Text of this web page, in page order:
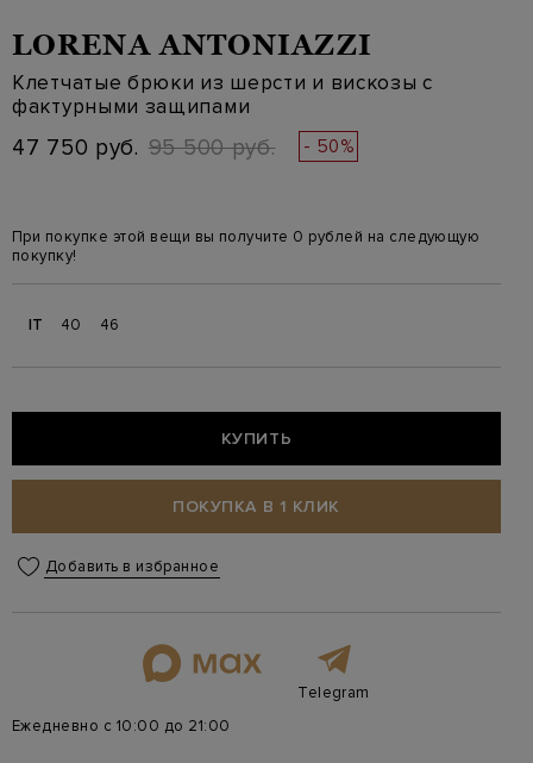
LORENA ANTONIAZZI
Клетчатые брюки из шерсти и вискозы с
фактурными защипами
47 750 руб. 95 500 руб. - 50%
При покупке этой вещи вы получите 0 рублей на следующую
покупку!
IT 40 46
КУПИТЬ
ПОКУПКА В 1 КЛИК
Добавить в избранное
Telegram
Ежедневно с 10:00 до 21:00